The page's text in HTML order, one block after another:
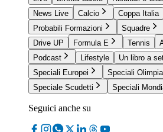
News Live
Calcio Coppa Italia
Probabili Formazioni
Squadre
Drive UP
Formula E Tennis
Podcast
Lifestyle
Un libro a
Speciali Europei
Speciali
Speciale Scudetti
Speciali
Seguici anche su